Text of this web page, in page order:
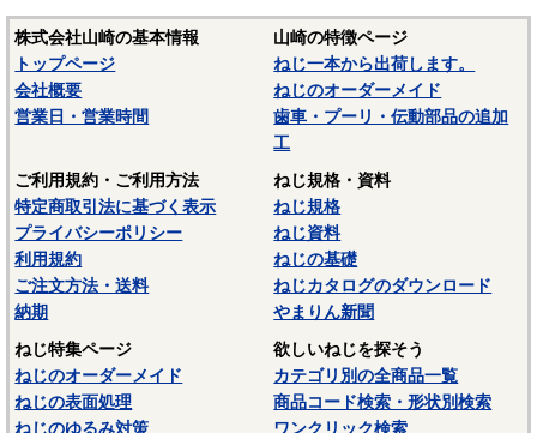
〇鉄鋼材料
ステンレス材料
株式会社山崎の基本情報
トップページ
会社概要
営業日・営業時間
山崎の特徴ページ
ねじ一本から出荷します。
ねじのオーダーメイド
歯車・プーリ・伝動部品の追加
工
ご利用規約・ご利用方法
特定商取引法に基づく表示
プライバシーポリシー
利用規約
ご注文方法・送料
納期
ねじ規格・資料
ねじ規格
ねじ資料
ねじの基礎
ねじカタログのダウンロード
やまりん新聞
ねじ特集ページ
ねじのオーダーメイド
ねじの表面処理
ねじのゆるみ対策
欲しいねじを探そう
カテゴリ別の全商品一覧
商品コード検索・形状別検索
ワンクリック検索